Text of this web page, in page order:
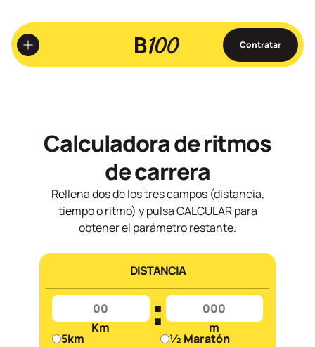
Ir
al
contenido
principal
Contratar
Calculadora de ritmos
de carrera
Rellena dos de los tres campos (distancia,
tiempo o ritmo) y pulsa CALCULAR para
obtener el parámetro restante.
DISTANCIA
Km : m
5km
½ Maratón